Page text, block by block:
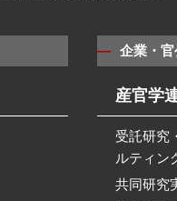
企業・
産官学
受託研究
ルティン
共同研究